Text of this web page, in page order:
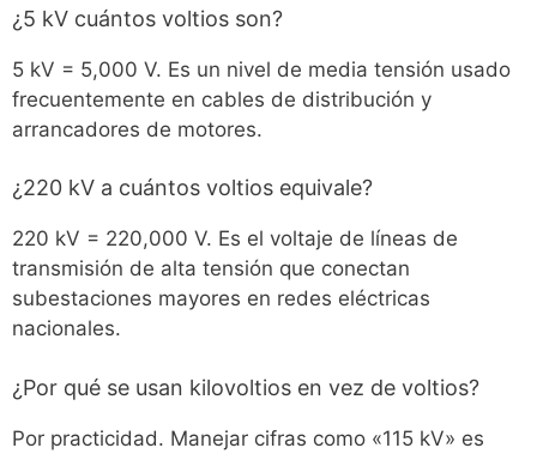
¿5 kV cuántos voltios son?
5 kV = 5,000 V. Es un nivel de media tensión usado
frecuentemente en cables de distribución y
arrancadores de motores.
¿220 kV a cuántos voltios equivale?
220 kV = 220,000 V. Es el voltaje de líneas de
transmisión de alta tensión que conectan
subestaciones mayores en redes eléctricas
nacionales.
¿Por qué se usan kilovoltios en vez de voltios?
Por practicidad. Manejar cifras como «115 kV» es